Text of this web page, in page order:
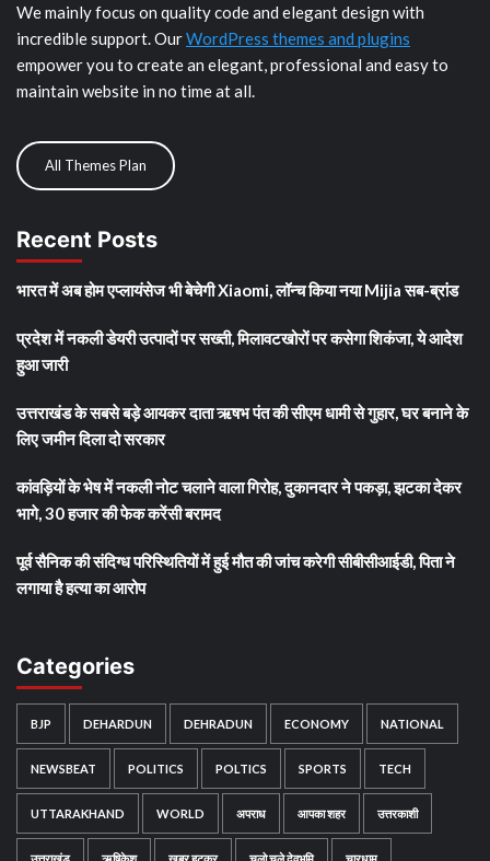
We mainly focus on quality code and elegant design with
incredible support. OurWordPress themes and plugins
empower you to create an elegant, professional and easy to
maintain website in no time at all.
All Themes Plan
Recent Posts
भारत में अब होम एप्लायंसेज भी बेचेगी Xiaomi, लॉन्च किया नया Mijia सब-ब्रांड
प्रदेश में नकली डेयरी उत्पादों पर सख्ती, मिलावटखोरों पर कसेगा शिकंजा, ये आदेश
हुआ जारी
उत्तराखंड के सबसे बड़े आयकर दाता ऋषभ पंत की सीएम धामी से गुहार, घर बनाने के
लिए जमीन दिला दो सरकार
कांवड़ियों के भेष में नकली नोट चलाने वाला गिरोह, दुकानदार ने पकड़ा, झटका देकर
भागे, 30 हजार की फेक करेंसी बरामद
पूर्व सैनिक की संदिग्ध परिस्थितियों में हुई मौत की जांच करेगी सीबीसीआईडी, पिता ने
लगाया है हत्या का आरोप
Categories
BJP DEHARDUN DEHRADUN ECONOMY NATIONAL
NEWSBEAT POLITICS POLTICS SPORTS TECH
UTTARAKHAND WORLD अपराध आपका शहर उत्तरकाशी